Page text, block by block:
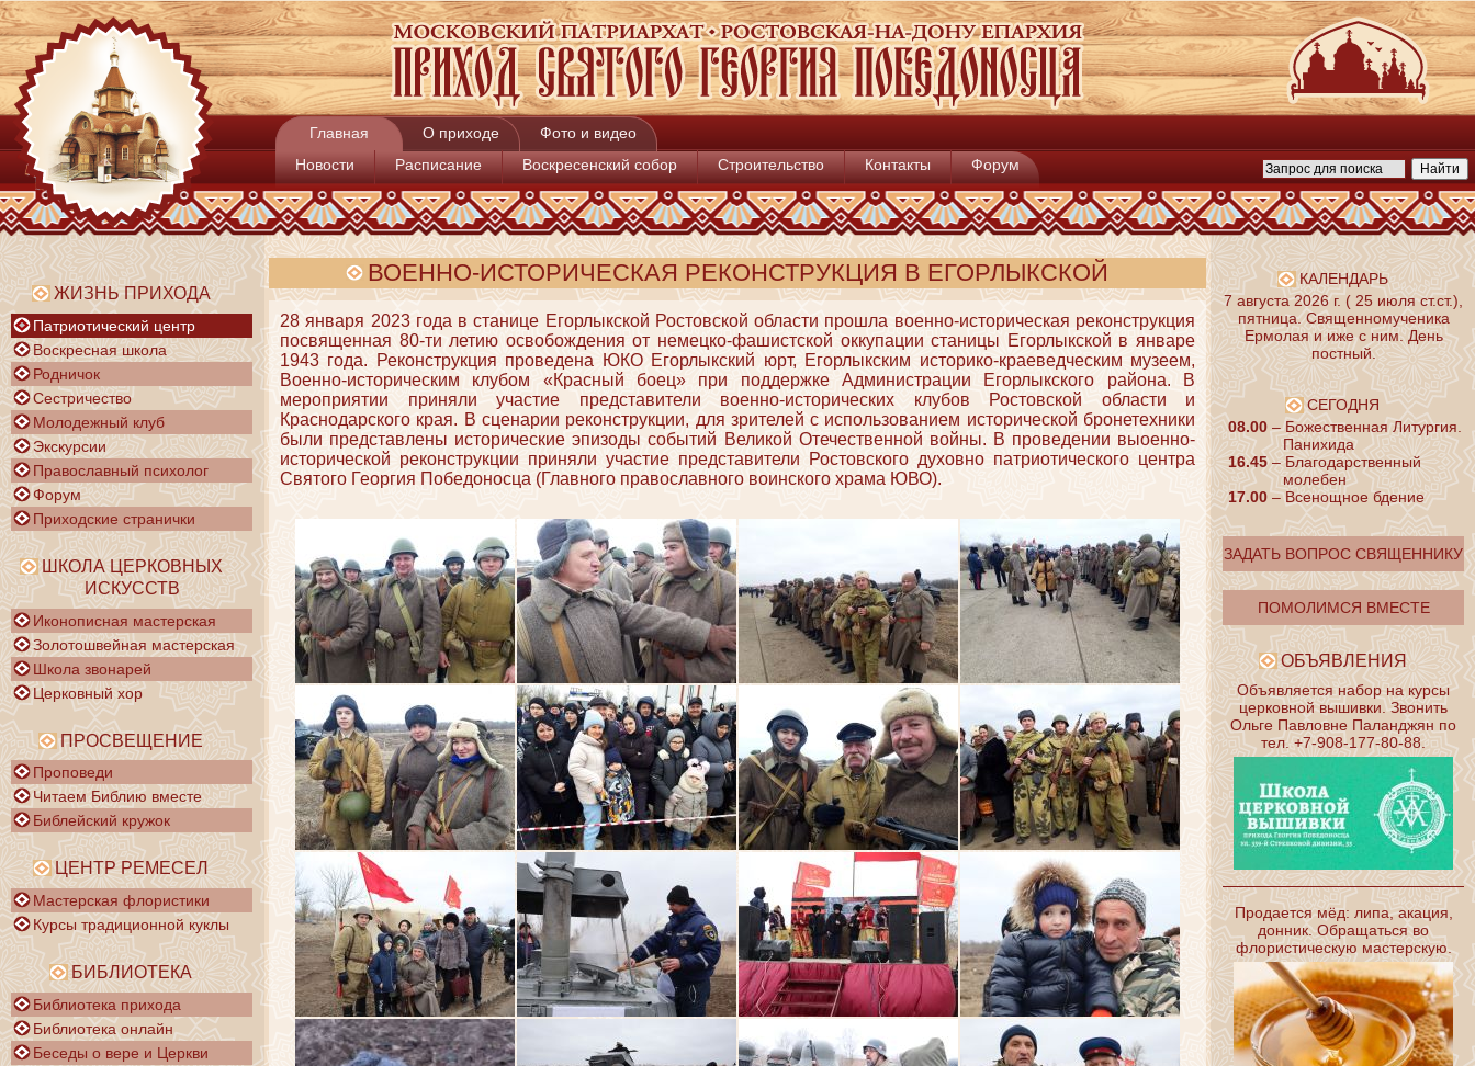
Главная
Новости
Расписание Воскресенский собор Строительство Контакты Форум
О приходе Фото и видео
ЖИЗНЬ ПРИХОДА
Патриотический центр
Воскресная школа
Родничок
Сестричество
Молодежный клуб
Экскурсии
Православный психолог
Форум
Приходские странички
ШКОЛА ЦЕРКОВНЫХ
ИСКУССТВ
Иконописная мастерская
Золотошвейная мастерская
Школа звонарей
Церковный хор
ПРОСВЕЩЕНИЕ
Проповеди
Читаем Библию вместе
Библейский кружок
ЦЕНТР РЕМЕСЕЛ
Мастерская флористики
Курсы традиционной куклы
БИБЛИОТЕКА
Библиотека прихода
Библиотека онлайн
Беседы о вере и Церкви
ВОЕННО-ИСТОРИЧЕСКАЯ РЕКОНСТРУКЦИЯ В ЕГОРЛЫКСКОЙ
28 января 2023 года в станице Егорлыкской Ростовской области прошла военно-историческая реконструкция
посвященная 80-ти летию освобождения от немецко-фашистской оккупации станицы Егорлыкской в январе
1943 года. Реконструкция проведена ЮКО Егорлыкский юрт, Егорлыкским историко-краеведческим музеем,
Военно-историческим клубом «Красный боец» при поддержке Администрации Егорлыкского района. В
мероприятии приняли участие представители военно-исторических клубов Ростовской области и
Краснодарского края. В сценарии реконструкции, для зрителей с использованием исторической бронетехники
были представлены исторические эпизоды событий Великой Отечественной войны. В проведении выоенно-
исторической реконструкции приняли участие представители Ростовского духовно патриотического центра
Святого Георгия Победоносца (Главного православного воинского храма ЮВО).
КАЛЕНДАРЬ
7 августа 2026 г. ( 25 июля ст.ст.),
пятница. Священномученика
Ермолая и иже с ним. День
постный.
СЕГОДНЯ
08.00– Божественная Литургия.
Панихида
16.45– Благодарственный
молебен
17.00– Всенощное бдение
ЗАДАТЬ ВОПРОС СВЯЩЕННИКУ
ПОМОЛИМСЯ ВМЕСТЕ
ОБЪЯВЛЕНИЯ
Объявляется набор на курсы
церковной вышивки. Звонить
Ольге Павловне Паланджян по
тел. +7-908-177-80-88.
Продается мёд: липа, акация,
донник. Обращаться во
флористическую мастерскую.